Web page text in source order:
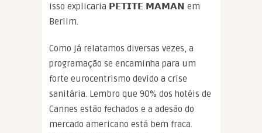
isso explicaria 𝗣𝗘𝗧𝗜𝗧𝗘 𝗠𝗔𝗠𝗔𝗡 em
Berlim.
Como já relatamos diversas vezes, a
programação se encaminha para um
forte eurocentrismo devido a crise
sanitária. Lembro que 90% dos hotéis de
Cannes estão fechados e a adesão do
mercado americano está bem fraca.